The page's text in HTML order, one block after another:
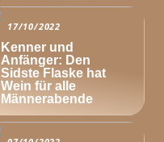
17/10/2022
Kenner und
Anfänger: Den
Sidste Flaske hat
Wein für alle
Männerabende